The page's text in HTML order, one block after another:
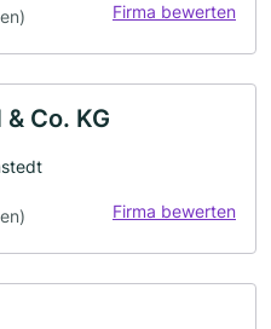
Firma bewerten
Co. KG
Firma bewerten